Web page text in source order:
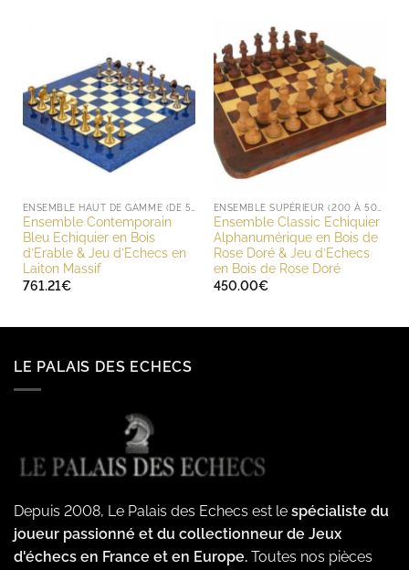
Ensemble Contemporain
Bleu Echiquier en Bois
d’Erable & Jeu d’Echecs en
Laiton Massif
761.21€
Ensemble Classic Echiquier
Alphanumérique en Bois de
Rose Doré & Jeu d’Echecs
en Bois de Rose Doré
450.00€
LE PALAIS DES ECHECS
Depuis 2008, Le Palais des Echecs est le spécialiste du
joueur passionné et du collectionneur de Jeux
d'échecs en France et en Europe. Toutes nos pièces